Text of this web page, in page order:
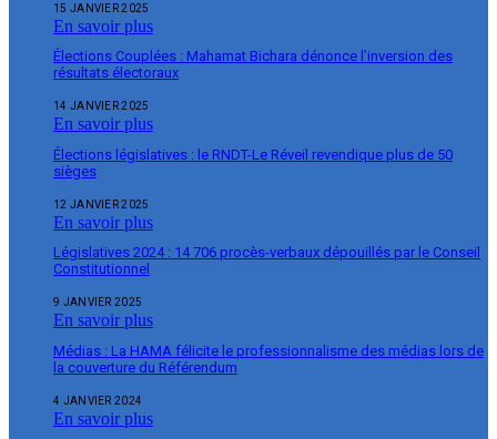
15 JANVIER 2025
En savoir plus
Élections Couplées : Mahamat Bichara dénonce l’inversion des
résultats électoraux
14 JANVIER 2025
En savoir plus
Élections législatives : le RNDT-Le Réveil revendique plus de 50
sièges
12 JANVIER 2025
En savoir plus
Législatives 2024 : 14 706 procès-verbaux dépouillés par le Conseil
Constitutionnel
9 JANVIER 2025
En savoir plus
Médias : La HAMA félicite le professionnalisme des médias lors de
la couverture du Référendum
4 JANVIER 2024
En savoir plus